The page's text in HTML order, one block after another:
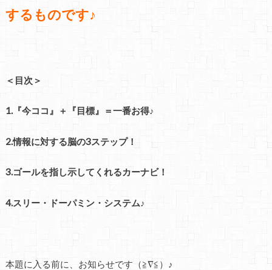
するものです♪
＜目次＞
1.『今ココ』＋『目標』＝一番お得♪
2.情報に対する脳の3ステップ！
3.ゴールを指し示してくれるカーナビ！
4.スリー・ドーパミン・システム♪
本題に入る前に、お知らせです（≧∇≦）♪